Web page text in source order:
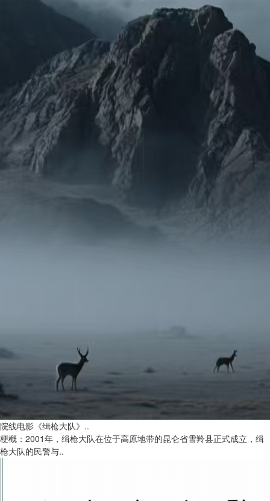
院线电影《缉枪大队》..
梗概：2001年，缉枪大队在位于高原地带的昆仑省雪羚县正式成立，缉
枪大队的民警与..